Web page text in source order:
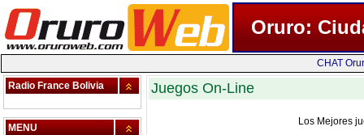
Oruro:
CHAT
Radio France Bolivia
MENU
Juegos On-Line
Los Mejores